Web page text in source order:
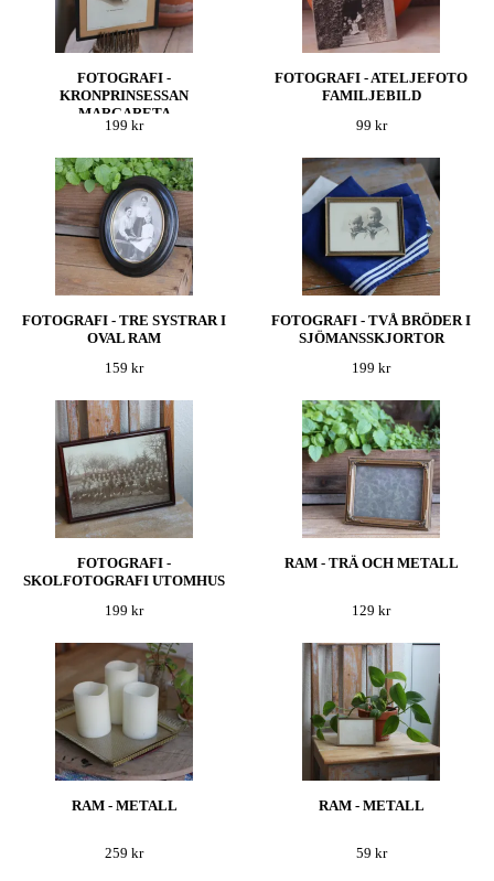
FOTOGRAFI -
KRONPRINSESSAN
MARGARETA
199 kr
FOTOGRAFI - ATELJEFOTO
FAMILJEBILD
99 kr
FOTOGRAFI - TRE SYSTRAR I
OVAL RAM
159 kr
FOTOGRAFI - TVÅ BRÖDER I
SJÖMANSSKJORTOR
199 kr
FOTOGRAFI -
SKOLFOTOGRAFI UTOMHUS
199 kr
RAM - TRÄ OCH METALL
129 kr
RAM - METALL
259 kr
RAM - METALL
59 kr